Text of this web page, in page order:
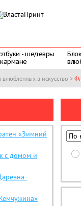
- шедевры
влюбленных в искусство >
«Зимний
с домом и